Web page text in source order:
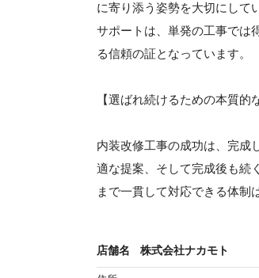
に寄り添う姿勢を大切にして
サポートは、単発の工事では
る信頼の証となっています。
【選ばれ続けるための本質的
内装改修工事の成功は、完成
適な提案、そして完成後も続
まで一貫して対応できる体制
店舗名 株式会社ナカモト